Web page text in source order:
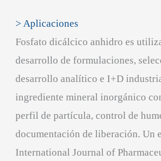
> Aplicaciones
Fosfato dicálcico anhidro es
desarrollo de formulaciones,
desarrollo analítico e I+D
ingrediente mineral inorgánico
perfil de partícula, control de
documentación de liberación. Un
International Journal of